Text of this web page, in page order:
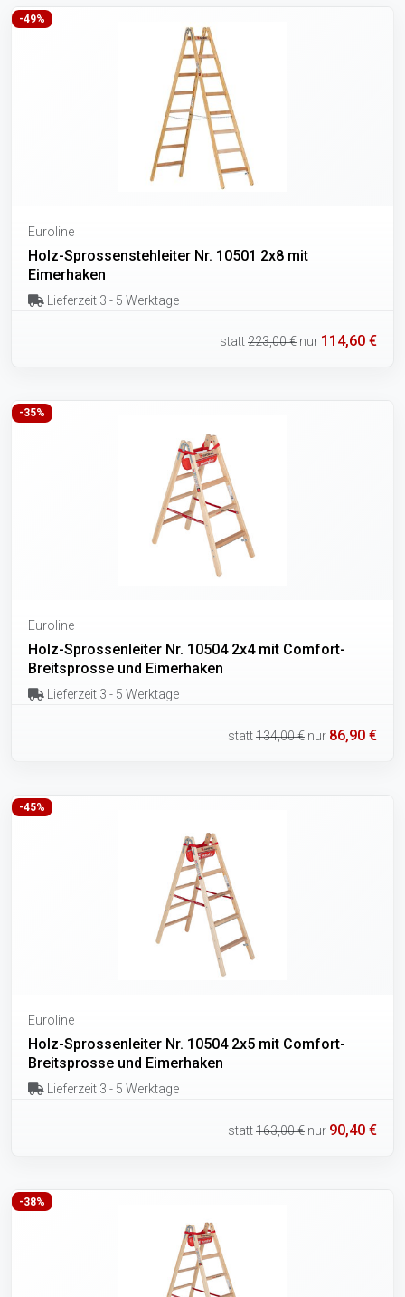
-49%
Euroline
Holz-Sprossenstehleiter Nr. 10501 2x8 mit
Eimerhaken
Lieferzeit 3 - 5 Werktage
statt223,00 € nur 114,60 €
-35%
Euroline
Holz-Sprossenleiter Nr. 10504 2x4 mit Comfort-
Breitsprosse und Eimerhaken
Lieferzeit 3 - 5 Werktage
statt134,00 € nur 86,90 €
-45%
Euroline
Holz-Sprossenleiter Nr. 10504 2x5 mit Comfort-
Breitsprosse und Eimerhaken
Lieferzeit 3 - 5 Werktage
statt163,00 € nur 90,40 €
-38%